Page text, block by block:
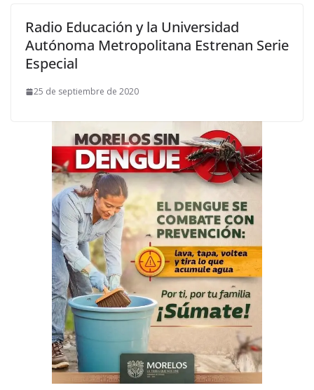
Radio Educación y la Universidad
Autónoma Metropolitana Estrenan Serie
Especial
25 de septiembre de 2020